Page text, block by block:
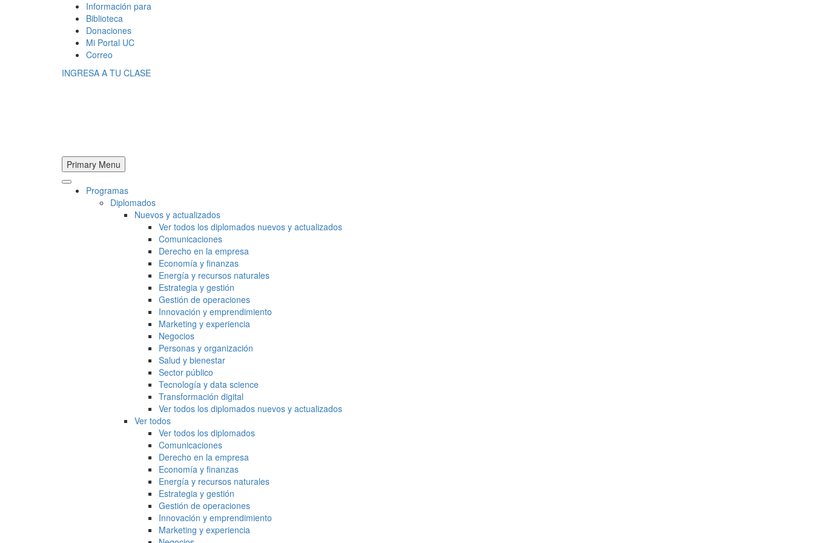
Información para
Biblioteca
Donaciones
Mi Portal UC
Correo
INGRESA A TU CLASE
Primary Menu
Programas
Diplomados
Nuevos y actualizados
Ver todos los diplomados nuevos y actualizados
Comunicaciones
Derecho en la empresa
Economía y finanzas
Energía y recursos naturales
Estrategia y gestión
Gestión de operaciones
Innovación y emprendimiento
Marketing y experiencia
Negocios
Personas y organización
Salud y bienestar
Sector público
Tecnología y data science
Transformación digital
Ver todos los diplomados nuevos y actualizados
Ver todos
Ver todos los diplomados
Comunicaciones
Derecho en la empresa
Economía y finanzas
Energía y recursos naturales
Estrategia y gestión
Gestión de operaciones
Innovación y emprendimiento
Marketing y experiencia